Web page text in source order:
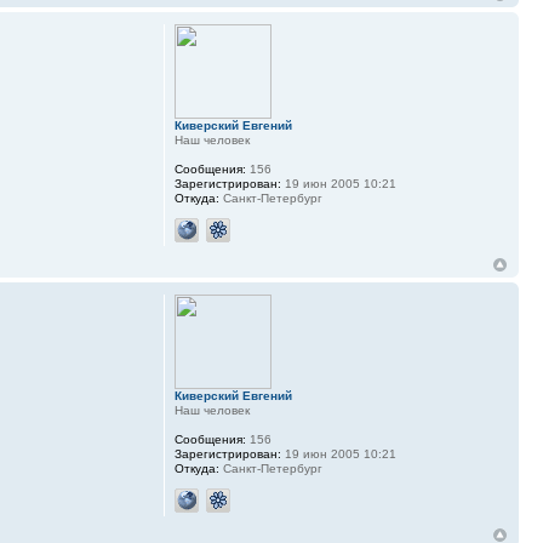
Киверский Евгений
Наш человек
Сообщения: 156
Зарегистрирован: 19 июн 2005 10:21
Откуда: Санкт-Петербург
Киверский Евгений
Наш человек
Сообщения: 156
Зарегистрирован: 19 июн 2005 10:21
Откуда: Санкт-Петербург